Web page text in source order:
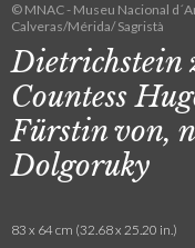
© MNAC - Museu Nacional
Calveras/Mérida/ Sagristà
Dietrichstein
Countess
Fürstin von,
Dolgoruky
83 x 64 cm (32.68 x 25.20 in.)